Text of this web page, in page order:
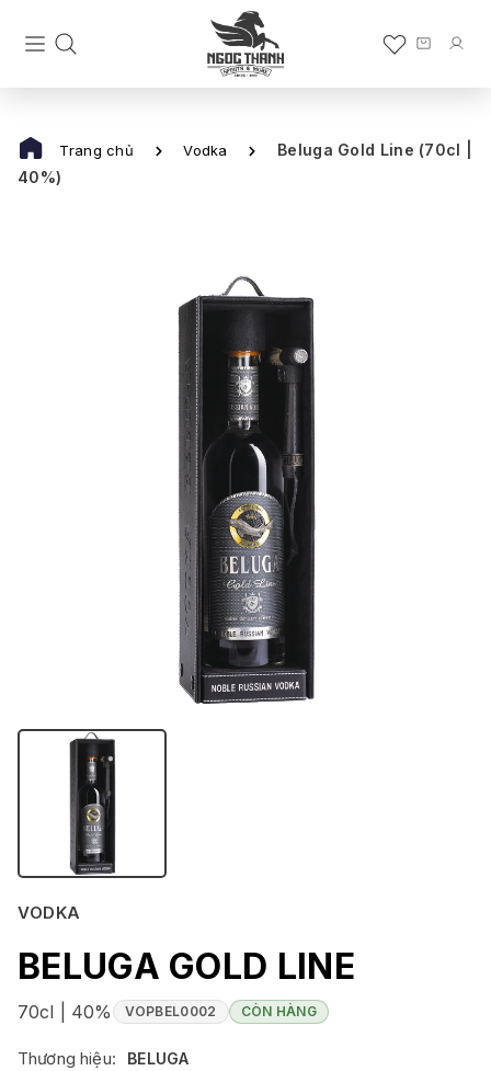
Trang chủ Vodka
Beluga Gold Line (70cl |
40%)
VODKA
BELUGA GOLD LINE
70cl | 40% VOPBEL0002 CÒN HÀNG
Thương hiệu: BELUGA